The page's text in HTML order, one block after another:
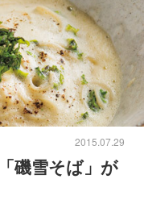
2015.07.29
磯雪そば」が